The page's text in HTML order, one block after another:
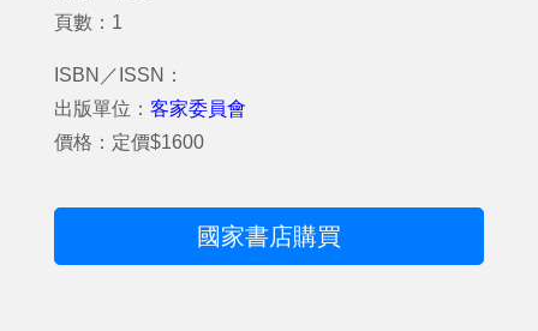
頁數：1
ISBN／ISSN：
出版單位： 客家委員會
價格：定價$1600
國家書店購買